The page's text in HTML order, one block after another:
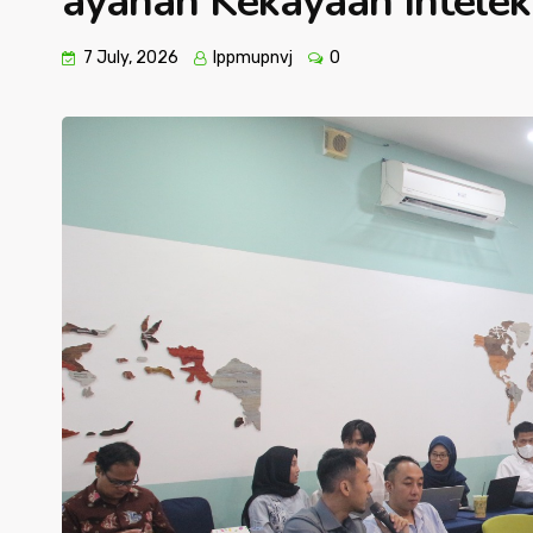
7 July, 2026 lppmupnvj 0